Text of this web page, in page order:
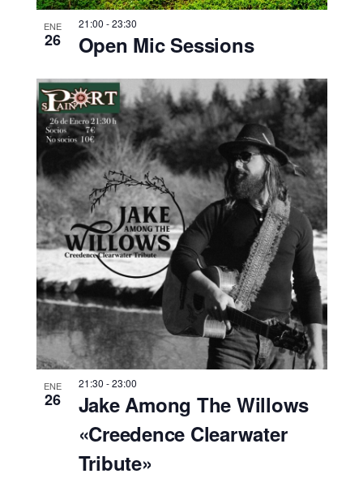
ENE
26
21:00 -23:30
Open Mic Sessions
ENE
26
21:30 -23:00
Jake Among The Willows
«Creedence Clearwater
Tribute»